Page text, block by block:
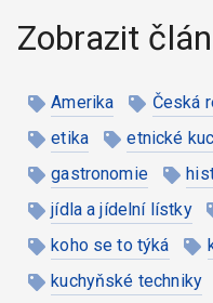
Zobrazit
Amerika Česká
etika
etnické
gastronomie
jídla a jídelní lístky
koho se to týká
kuchyňské techniky